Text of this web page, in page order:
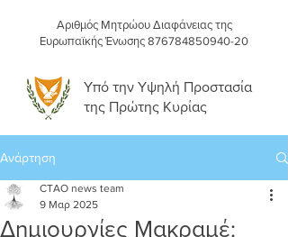
Αριθμός Μητρώου Διαφάνειας της
Ευρωπαϊκής Ένωσης 876784850940-20
Υπό την Υψηλή Προστασία
της Πρώτης Κυρίας
Ανάρτηση
Δημιουργίες Μακραμέ:
CTAO news team
9 Μαρ 2025